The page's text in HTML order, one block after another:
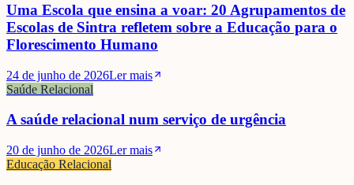
Uma Escola que ensina a voar: 20 Agrupamentos de
Escolas de Sintra refletem sobre a Educação para o
Florescimento Humano
24 de junho de 2026Ler mais
Saúde Relacional
A saúde relacional num serviço de urgência
20 de junho de 2026Ler mais
Educação Relacional